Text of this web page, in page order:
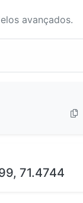
avançados.
71.4744